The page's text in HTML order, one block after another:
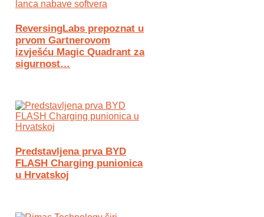
ReversingLabs prepoznat u
prvom Gartnerovom
izvješću Magic Quadrant za
sigurnost…
Predstavljena prva BYD
FLASH Charging punionica
u Hrvatskoj